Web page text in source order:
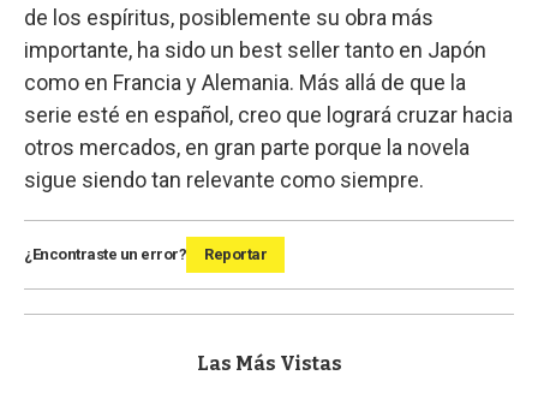
de los espíritus, posiblemente su obra más
importante, ha sido un best seller tanto en Japón
como en Francia y Alemania. Más allá de que la
serie esté en español, creo que logrará cruzar hacia
otros mercados, en gran parte porque la novela
sigue siendo tan relevante como siempre.
¿Encontraste un error? Reportar
Las Más Vistas